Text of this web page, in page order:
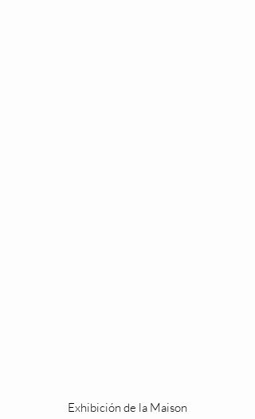
Exhibición de la Maison